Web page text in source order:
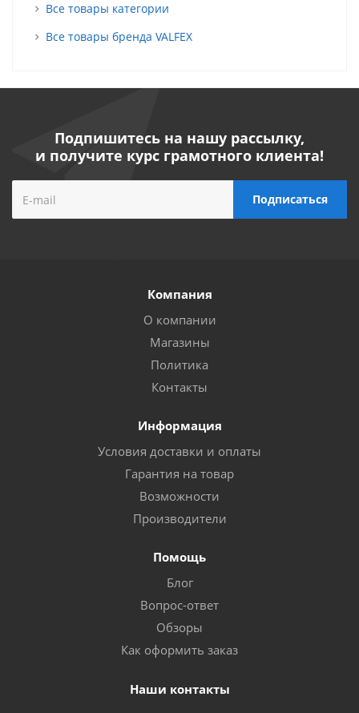
Все товары категории
Все товары бренда VALFEX
Подпишитесь на нашу рассылку,
и получите курс грамотного клиента!
Компания
О компании
Магазины
Политика
Контакты
Информация
Условия доставки и оплаты
Гарантия на товар
Возможности
Производители
Помощь
Блог
Вопрос-ответ
Обзоры
Как оформить заказ
Наши контакты